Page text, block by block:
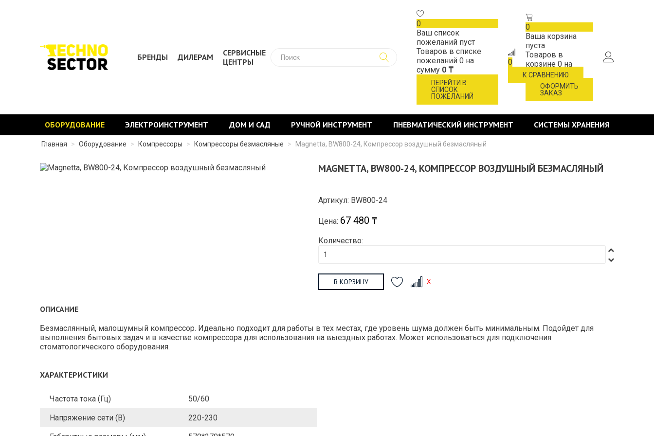
БРЕНДЫ ДИЛЕРАМ
СЕРВИСНЫЕ
ЦЕНТРЫ
0
Ваш список
пожеланий пуст
Товаров в списке
пожеланий 0 на
сумму 0 ₸
ПЕРЕЙТИ В
СПИСОК
ПОЖЕЛАНИЙ
0
К СРАВНЕНИЮ
0
Ваша корзина
пуста
Товаров в
корзине 0 на
сумму0 ₸
ОФОРМИТЬ
ЗАКАЗ
ОБОРУДОВАНИЕ ЭЛЕКТРОИНСТРУМЕНТ ДОМ И САД РУЧНОЙ ИНСТРУМЕНТ ПНЕВМАТИЧЕСКИЙ ИНСТРУМЕНТ СИСТЕМЫ ХРАНЕНИЯ
Главная > Оборудование > Компрессоры > Компрессоры безмасляные > Magnetta, BW800-24, Компрессор воздушный безмасляный
MAGNETTA, BW800-24, КОМПРЕССОР ВОЗДУШНЫЙ БЕЗМАСЛЯНЫЙ
Артикул: BW800-24
Цена: 67 480 ₸
Количество:
В КОРЗИНУ
ОПИСАНИЕ
Безмаслянный, малошумный компрессор. Идеально подходит для работы в тех местах, где уровень шума должен быть минимальным. Подойдет для
выполнения бытовых задач и в качестве компрессора для использования на выездных работах. Может использоваться для подключения
стоматологического оборудования.
ХАРАКТЕРИСТИКИ
Частота тока (Гц) 50/60
Напряжение сети (В) 220-230